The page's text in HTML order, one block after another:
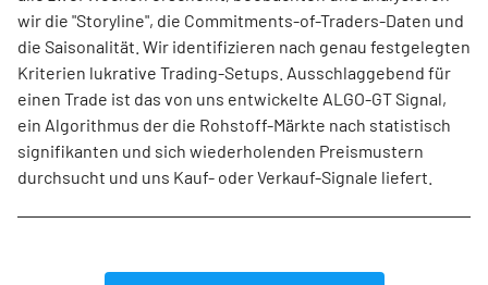
wir die "Storyline", die Commitments-of-Traders-Daten und
die Saisonalität. Wir identifizieren nach genau festgelegten
Kriterien lukrative Trading-Setups. Ausschlaggebend für
einen Trade ist das von uns entwickelte ALGO-GT Signal,
ein Algorithmus der die Rohstoff-Märkte nach statistisch
signifikanten und sich wiederholenden Preismustern
durchsucht und uns Kauf- oder Verkauf-Signale liefert.